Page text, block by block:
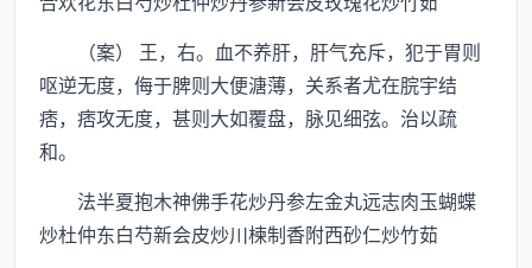
（案） 王，右。血不养肝，肝气充斥，犯于胃则
呕逆无度，侮于脾则大便溏薄，关系者尤在脘宇结
痞，痞攻无度，甚则大如覆盘，脉见细弦。治以疏
和。
法半夏抱木神佛手花炒丹参左金丸远志肉玉蝴蝶
炒杜仲东白芍新会皮炒川楝制香附西砂仁炒竹茹